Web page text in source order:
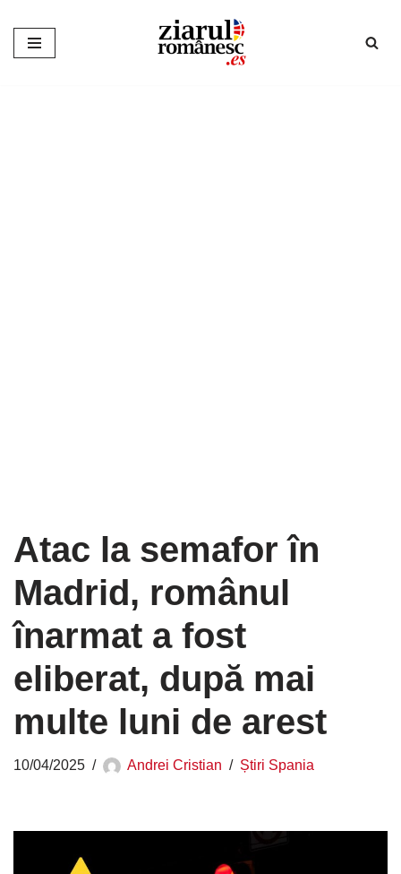
Sari
Atac la semafor în
Madrid, românul
înarmat a fost
eliberat, după mai
multe luni de arest
10/04/2025 Andrei Cristian Știri Spania